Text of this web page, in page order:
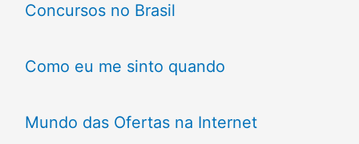
Concursos no Brasil
Como eu me sinto quando
Mundo das Ofertas na Internet